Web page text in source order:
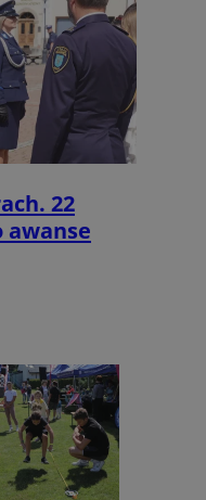
22
awanse